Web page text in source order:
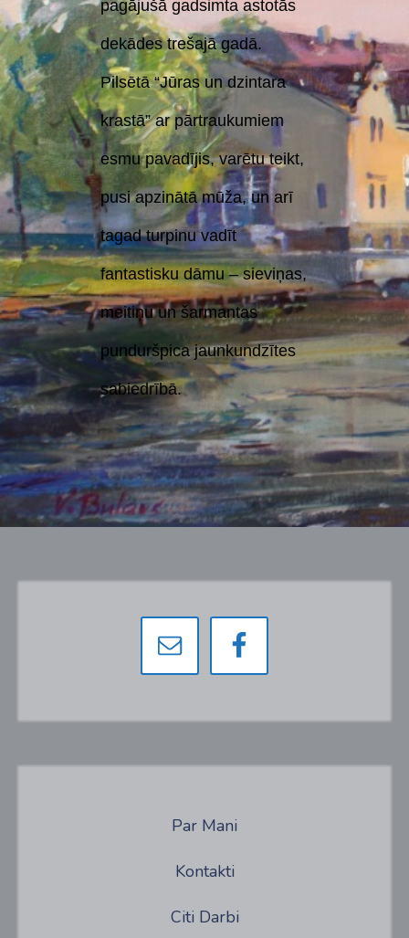
pagājušā gadsimta astotās
dekādes trešajā gadā.
Pilsētā “Jūras un dzintara
krastā” ar pārtraukumiem
esmu pavadījis, varētu teikt,
pusi apzinātā mūža, un arī
tagad turpinu vadīt
fantastisku dāmu – sieviņas,
meitiņu un šarmantas
punduršpica jaunkundzītes
sabiedrībā.
Par Mani
Kontakti
Citi Darbi